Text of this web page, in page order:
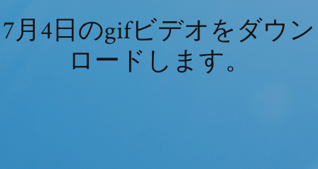
7月4日のgifビデオをダウン
ロードします。